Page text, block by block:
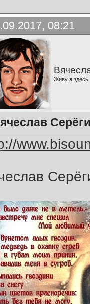
08:21
Живу я здесь